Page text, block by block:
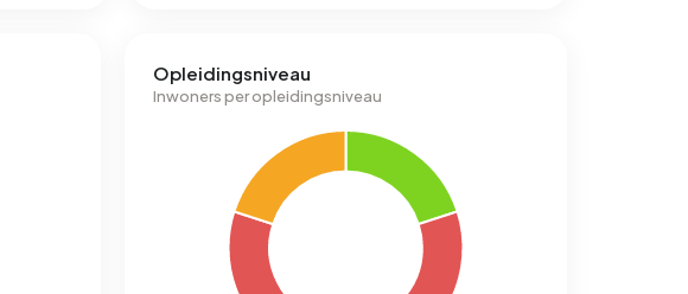
Opleidingsniveau
Inwoners per opleidingsniveau